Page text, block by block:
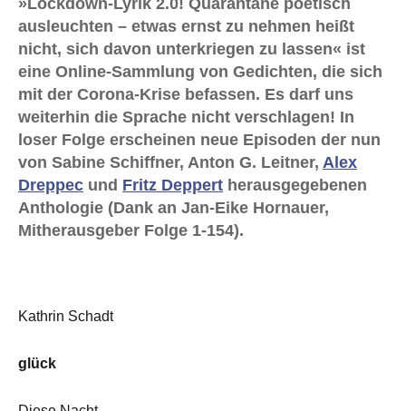
»Lockdown-Lyrik 2.0! Quarantäne poetisch
ausleuchten – etwas ernst zu nehmen heißt
nicht, sich davon unterkriegen zu lassen« ist
eine Online-Sammlung von Gedichten, die sich
mit der Corona-Krise befassen. Es darf uns
weiterhin die Sprache nicht verschlagen! In
loser Folge erscheinen neue Episoden der nun
von Sabine Schiffner, Anton G. Leitner, Alex
Dreppec und Fritz Deppert herausgegebenen
Anthologie (Dank an Jan-Eike Hornauer,
Mitherausgeber Folge 1-154).
Kathrin Schadt
glück